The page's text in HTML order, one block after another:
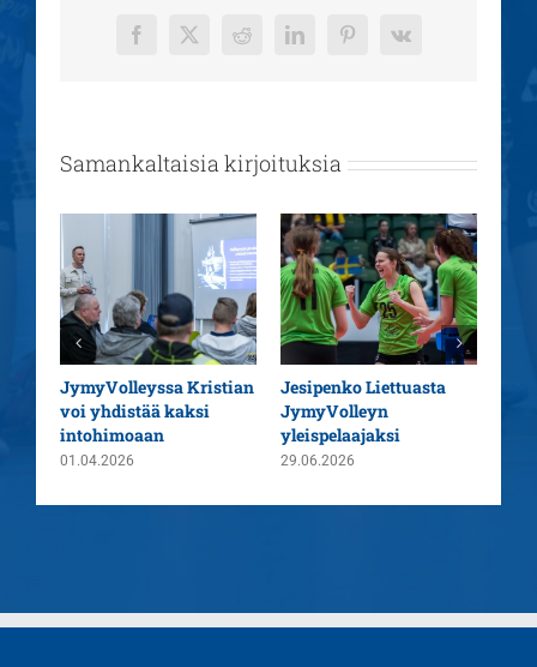
Facebook
X RedditLinkedInPinterest
Vk
Samankaltaisia kirjoituksia
JymyVolleyssa Kristian
voi yhdistää kaksi
intohimoaan
01.04.2026
Jesipenko Liettuasta
JymyVolleyn
yleispelaajaksi
29.06.2026